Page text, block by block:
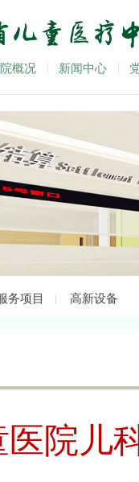
概况 新闻中心
务项目 高新设备
院儿